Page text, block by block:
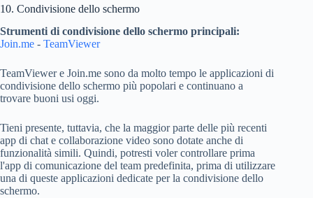
10. Condivisione dello schermo
Strumenti di condivisione dello schermo principali:
Join.me - TeamViewer
TeamViewer e Join.me sono da molto tempo le applicazioni di
condivisione dello schermo più popolari e continuano a
trovare buoni usi oggi.
Tieni presente, tuttavia, che la maggior parte delle più recenti
app di chat e collaborazione video sono dotate anche di
funzionalità simili. Quindi, potresti voler controllare prima
l'app di comunicazione del team predefinita, prima di utilizzare
una di queste applicazioni dedicate per la condivisione dello
schermo.